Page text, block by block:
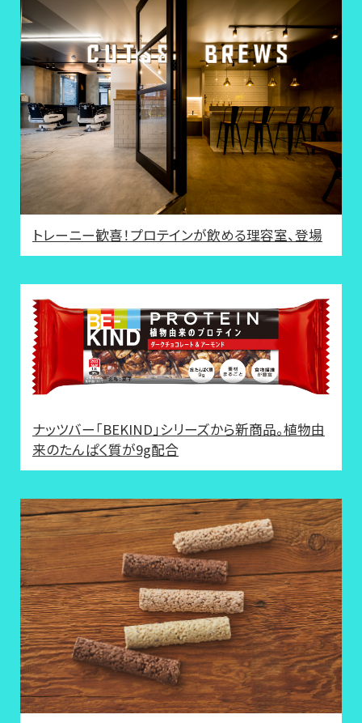
トレーニー歓喜！プロテインが飲める理容室、登場
ナッツバー「BEKIND」シリーズから新商品。植物由
来のたんぱく質が9g配合